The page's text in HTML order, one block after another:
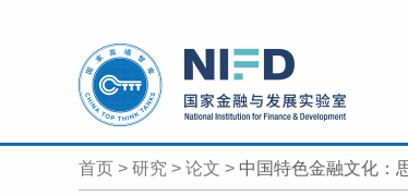
首页 > 研究 > 论文 > 中国特色金融文化：